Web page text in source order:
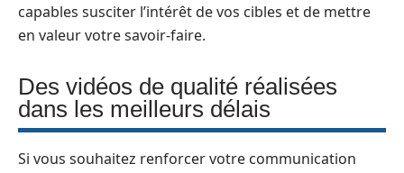
capables susciter l’intérêt de vos cibles et de mettre
en valeur votre savoir-faire.
Des vidéos de qualité réalisées
dans les meilleurs délais
Si vous souhaitez renforcer votre communication